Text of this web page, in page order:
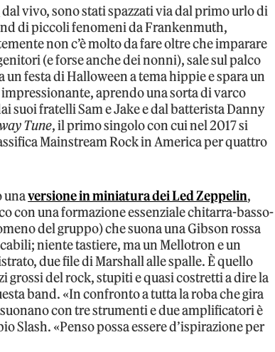
dal vivo, sono stati spazzati via dal primo urlo di
di piccoli fenomeni da Frankenmuth,
non c’è molto da fare oltre che imparare
(e forse anche dei nonni), sale sul palco
festa di Halloween a tema hippie e spara un
aprendo una sorta di varco
suoi fratelli Sam e Jake e dal batterista Danny
Tune, il primo singolo con cui nel 2017 si
Mainstream Rock in America per quattro
unaversione in miniatura dei Led Zeppelin,
con una formazione essenziale chitarra-basso-
del gruppo) che suona una Gibson rossa
niente tastiere, ma un Mellotron e un
due file di Marshall alle spalle. È quello
grossi del rock, stupiti e quasi costretti a dire la
band. «In confronto a tutta la roba che gira
con tre strumenti e due amplificatori è
Slash. «Penso possa essere d’ispirazione per